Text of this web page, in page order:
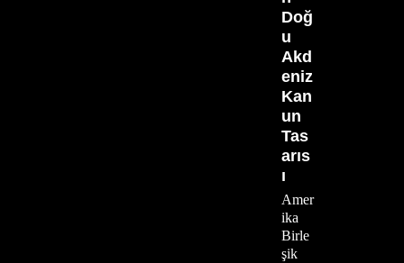
Doğ
u
Akd
eniz
Kan
un
Tas
arıs
ı
Amer
ika
Birle
şik